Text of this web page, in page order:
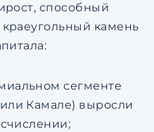
способный
камень
сегменте
Камале) выросли